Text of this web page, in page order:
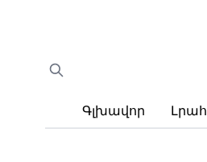
Գլխավոր